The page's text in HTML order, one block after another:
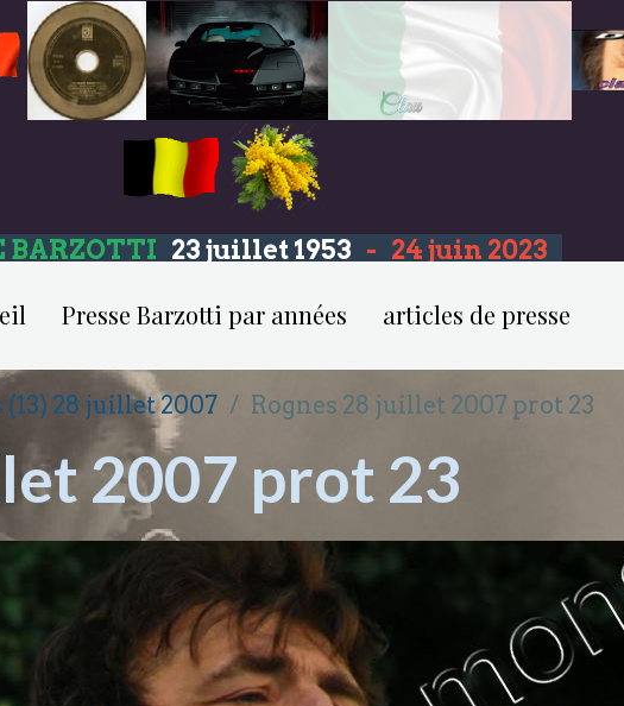
BARZOTTI 23 juillet 1953 - 24 juin 2023
Presse Barzotti par années articles de presse
(13) 28 juillet 2007 Rognes 28 juillet 2007 prot 23
2007 prot 23